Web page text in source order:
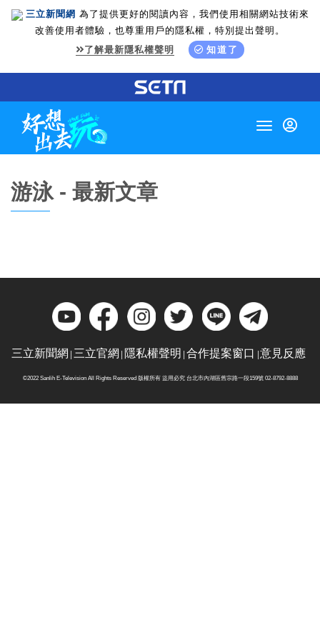
三立新聞網 為了提供更好的閱讀內容，我們使用相關網站技術來
改善使用者體驗，也尊重用戶的隱私權，特別提出聲明。
了解最新隱私權聲明
知道了
Toggle
游泳 - 最新文章
三立新聞網 三立官網 隱私權聲明 合作提案窗口 意見反應
©2022 Sanlih E-Television All Rights Reserved 版權所有 盜用必究 台北市內湖區舊宗路一段159號 02-8792-8888